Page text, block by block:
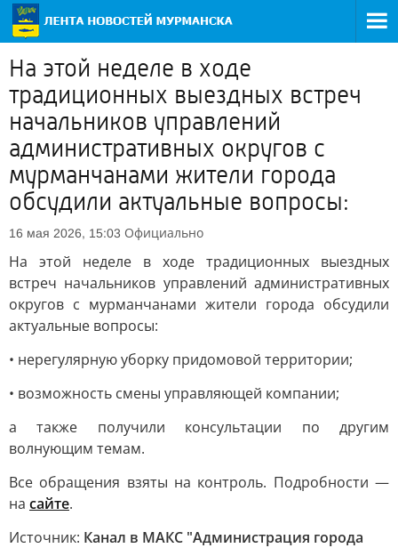
На этой неделе в ходе
традиционных выездных встреч
начальников управлений
административных округов с
мурманчанами жители города
обсудили актуальные вопросы:
16 мая 2026, 15:03 Официально
На этой неделе в ходе традиционных выездных
встреч начальников управлений административных
округов с мурманчанами жители города обсудили
актуальные вопросы:
• нерегулярную уборку придомовой территории;
• возможность смены управляющей компании;
а также получили консультации по другим
волнующим темам.
Все обращения взяты на контроль. Подробности —
на сайте.
Источник: Канал в МАКС "Администрация города